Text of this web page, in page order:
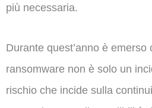
più necessaria.
Durante quest’anno è emerso
ransomware non è solo un
rischio che incide sulla